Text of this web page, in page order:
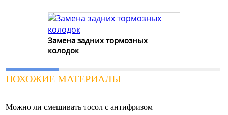
Замена задних тормозных
колодок
ПОХОЖИЕ МАТЕРИАЛЫ
Можно ли смешивать тосол с антифризом